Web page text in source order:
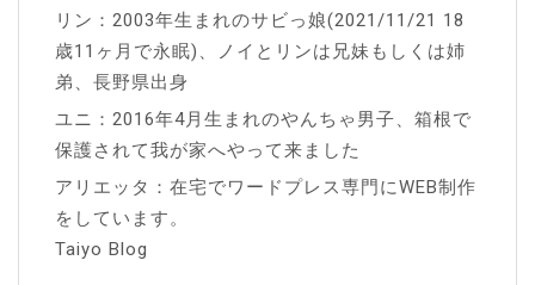
リン：2003年生まれのサビっ娘(2021/11/21 18
歳11ヶ月で永眠)、ノイとリンは兄妹もしくは姉
弟、長野県出身
ユニ：2016年4月生まれのやんちゃ男子、箱根で
保護されて我が家へやって来ました
アリエッタ：在宅でワードプレス専門にWEB制作
をしています。
Taiyo Blog